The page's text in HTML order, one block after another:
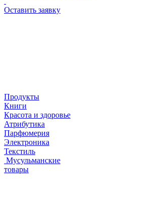
Оставить заявку
Продукты
Книги
Красота и здоровье
Атрибутика
Парфюмерия
Электроника
Текстиль
Мусульманские
товары